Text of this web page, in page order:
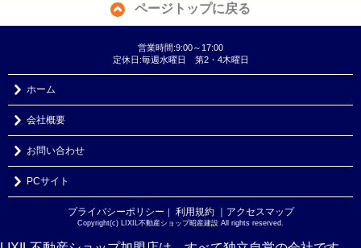
ページトップに戻る
営業時間:9:00～17:00
定休日:毎週水曜日 第2・4木曜日
ホーム
会社概要
お問い合わせ
PCサイト
プライバシーポリシー ｜ 利用規約 ｜アクセスマップ
Copyright(c) LIXIL不動産ショップ昭産建設 All rights reserved.